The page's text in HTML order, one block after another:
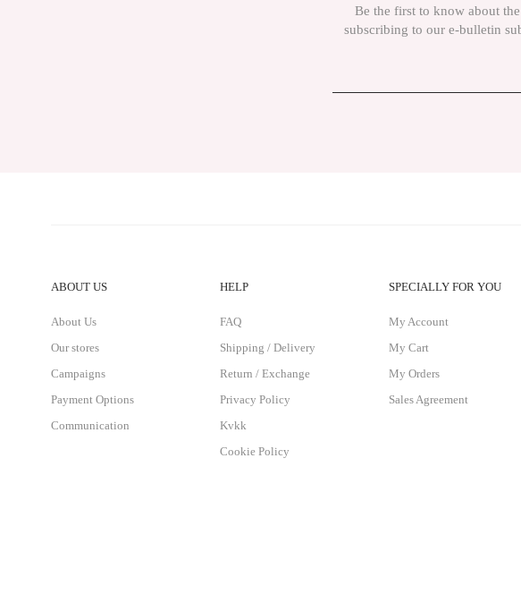
Be the first to know about
subscribing to our e-bulletin
ABOUT US
About Us
Our stores
Campaigns
Payment Options
Communication
HELP
FAQ
Shipping / Delivery
Return / Exchange
Privacy Policy
Kvkk
Cookie Policy
SPECIALLY FOR YOU
My Account
My Cart
My Orders
Sales Agreement